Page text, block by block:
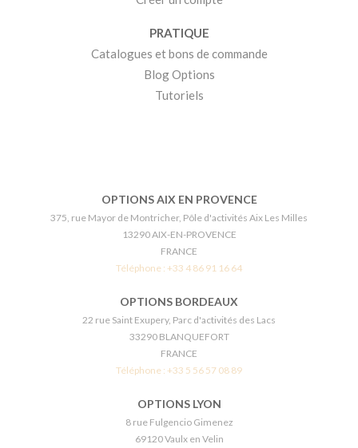
PRATIQUE
Catalogues et bons de commande
Blog Options
Tutoriels
OPTIONS AIX EN PROVENCE
375, rue Mayor de Montricher, Pôle d'activités Aix Les Milles
13290 AIX-EN-PROVENCE
FRANCE
Téléphone : +33 4 86 91 16 64
OPTIONS BORDEAUX
22 rue Saint Exupery, Parc d'activités des Lacs
33290 BLANQUEFORT
FRANCE
Téléphone : +33 5 56 57 08 89
OPTIONS LYON
8 rue Fulgencio Gimenez
69120 Vaulx en Velin